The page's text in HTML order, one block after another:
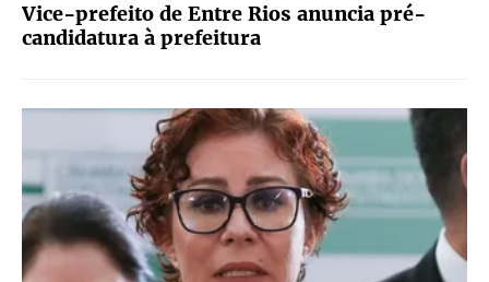
Vice-prefeito de Entre Rios anuncia pré-
candidatura à prefeitura